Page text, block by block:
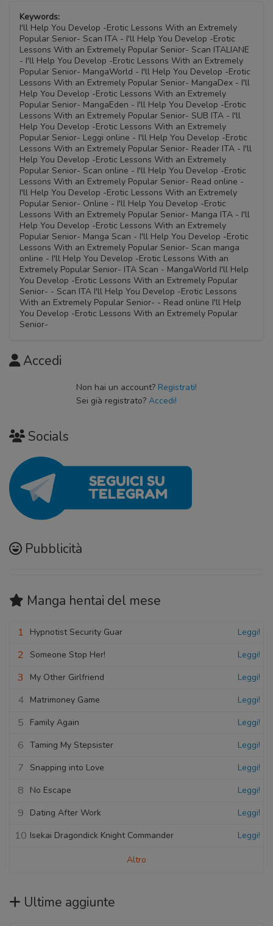
Keywords:
I'll Help You Develop -Erotic Lessons With an Extremely
Popular Senior- Scan ITA - I'll Help You Develop -Erotic
Lessons With an Extremely Popular Senior- Scan ITALIANE
- I'll Help You Develop -Erotic Lessons With an Extremely
Popular Senior- MangaWorld - I'll Help You Develop -Erotic
Lessons With an Extremely Popular Senior- MangaDex - I'll
Help You Develop -Erotic Lessons With an Extremely
Popular Senior- MangaEden - I'll Help You Develop -Erotic
Lessons With an Extremely Popular Senior- SUB ITA - I'll
Help You Develop -Erotic Lessons With an Extremely
Popular Senior- Leggi online - I'll Help You Develop -Erotic
Lessons With an Extremely Popular Senior- Reader ITA - I'll
Help You Develop -Erotic Lessons With an Extremely
Popular Senior- Scan online - I'll Help You Develop -Erotic
Lessons With an Extremely Popular Senior- Read online -
I'll Help You Develop -Erotic Lessons With an Extremely
Popular Senior- Online - I'll Help You Develop -Erotic
Lessons With an Extremely Popular Senior- Manga ITA - I'll
Help You Develop -Erotic Lessons With an Extremely
Popular Senior- Manga Scan - I'll Help You Develop -Erotic
Lessons With an Extremely Popular Senior- Scan manga
online - I'll Help You Develop -Erotic Lessons With an
Extremely Popular Senior- ITA Scan - MangaWorld I'll Help
You Develop -Erotic Lessons With an Extremely Popular
Senior- - Scan ITA I'll Help You Develop -Erotic Lessons
With an Extremely Popular Senior- - Read online I'll Help
You Develop -Erotic Lessons With an Extremely Popular
Senior-
Accedi
Non hai un account? Registrati!
Sei già registrato? Accedi!
Socials
Pubblicità
Manga hentai del mese
1 Hypnotist Security Guar Leggi!
2 Someone Stop Her! Leggi!
3 My Other Girlfriend Leggi!
4 Matrimoney Game Leggi!
5 Family Again Leggi!
6 Taming My Stepsister Leggi!
7 Snapping into Love Leggi!
8 No Escape Leggi!
9 Dating After Work Leggi!
10 Isekai Dragondick Knight Commander Leggi!
Altro
Ultime aggiunte